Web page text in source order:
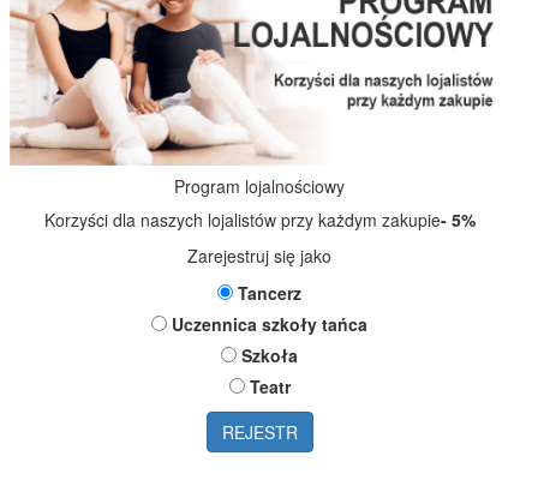
Program lojalnościowy
Korzyści dla naszych lojalistów przy każdym zakupie- 5%
Zarejestruj się jako
Tancerz
Uczennica szkoły tańca
Szkoła
Teatr
REJESTR